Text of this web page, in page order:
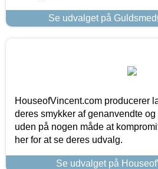
Se udvalget på
HouseofVincent.com producerer
deres smykker af genanvendte
uden på nogen måde at
her for at se deres udvalg.
Se udvalget på